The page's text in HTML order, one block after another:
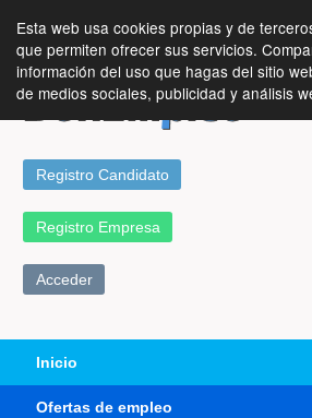
Esta web usa cookies propias y de
que permiten ofrecer sus servicios.
información del uso que hagas del sitio
de medios sociales, publicidad y análisis
Registro Candidato
Registro Empresa
Acceder
Inicio
Ofertas de empleo